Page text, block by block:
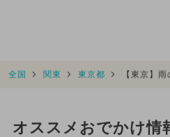
全国 関東 東京都 【東京】
オススメおでかけ情